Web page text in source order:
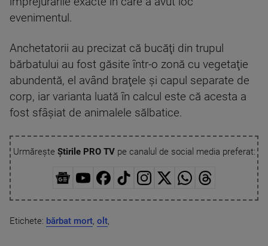
evenimentul.
Anchetatorii au precizat că bucăţi din trupul
bărbatului au fost găsite într-o zonă cu vegetaţie
abundentă, el având braţele şi capul separate de
corp, iar varianta luată în calcul este că acesta a
fost sfâşiat de animalele sălbatice.
Urmărește Știrile PRO TVpe canalul de social media preferat:
Etichete: bărbat mort, olt,